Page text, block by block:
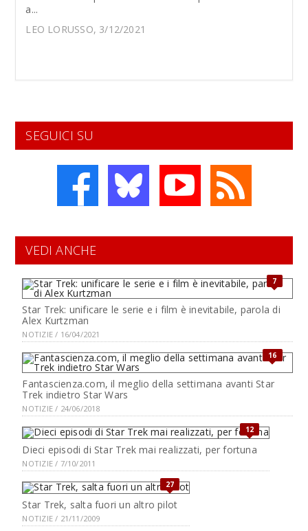
a...
LEO LORUSSO, 3/12/2021
SEGUICI SU
VEDI ANCHE
7
Star Trek: unificare le serie e i film è inevitabile, parola di
Alex Kurtzman
NOTIZIE / 16/04/2021
16
Fantascienza.com, il meglio della settimana avanti Star
Trek indietro Star Wars
NOTIZIE / 24/06/2018
12
Dieci episodi di Star Trek mai realizzati, per fortuna
NOTIZIE / 7/10/2011
27
Star Trek, salta fuori un altro pilot
NOTIZIE / 21/11/2009